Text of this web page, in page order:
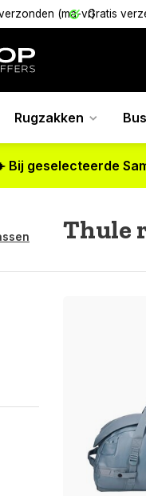
(ma-vr)Gratis
Rugzakken
Bij geselecteerde
Thule